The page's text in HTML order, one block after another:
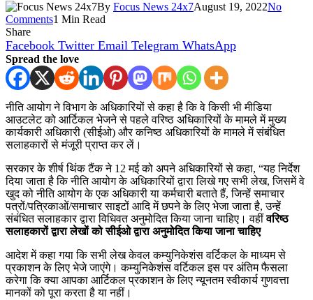
By Focus News 24x7August 19, 2022No
Comments1 Min Read
Share
Facebook Twitter Email Telegram WhatsApp
Spread the love
नीति आयोग ने विभाग के अधिकारियों से कहा है कि वे किसी भी मीडिया
आउटलेट को आर्टिकल भेजने से पहले वरिष्ठ अधिकारियों के मामले में मुख्य
कार्यकारी अधिकारी (सीईओ) और कनिष्ठ अधिकारियों के मामले में संबंधित
सलाहकारों से मंजूरी प्राप्त कर लें।
सरकार के शीर्ष थिंक टैंक ने 12 मई को अपने अधिकारियों से कहा, “यह निर्देश
दिया जाता है कि नीति आयोग के अधिकारियों द्वारा लिखे गए सभी लेख, जिसमें वे
खुद को नीति आयोग के एक अधिकारी या कर्मचारी बताते हैं, जिन्हें समाचार
पत्रों/पत्रिकाओं/समाचार साइटों आदि में छपने के लिए भेजा जाता है, उन्हें
संबंधित सलाहकार द्वारा विधिवत अनुमोदित किया जाना चाहिए। वहींवरिष्ठ
सलाहकारों द्वारा लेखों को सीईओ द्वारा अनुमोदित किया जाना चाहिए
आदेश में कहा गया कि सभी लेख केवल कम्युनिकेशंस वर्टिकल के माध्यम से
प्रकाशन के लिए भेजे जाएंगे। कम्युनिकेशंस वर्टिकल इस पर अंतिम फैसला
करेगा कि क्या आपका आर्टिकल प्रकाशन के लिए न्यूनतम स्वीकार्य गुणवत्ता
मानकों को पूरा करता है या नहीं।